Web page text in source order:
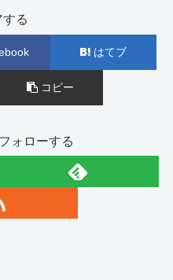
する
はてブ
コピー
ォローする